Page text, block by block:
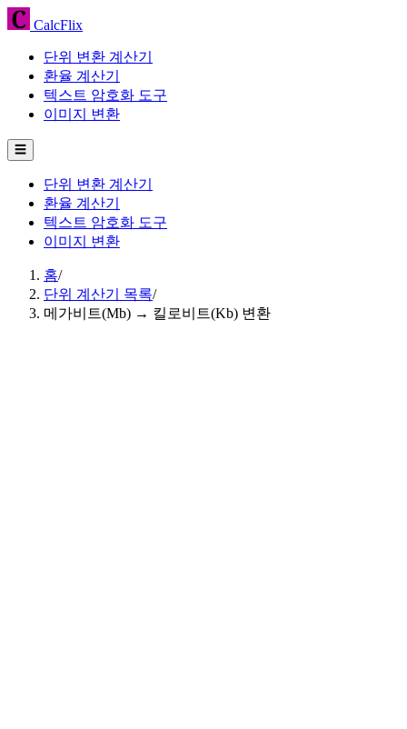
CalcFlix
단위 변환 계산기
환율 계산기
텍스트 암호화 도구
이미지 변환
☰
단위 변환 계산기
환율 계산기
텍스트 암호화 도구
이미지 변환
홈/
단위 계산기 목록/
메가비트(Mb) → 킬로비트(Kb) 변환